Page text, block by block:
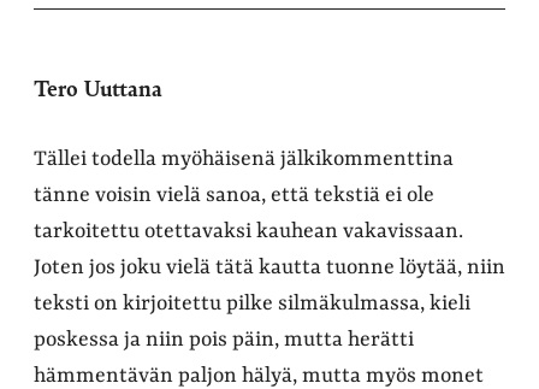
Tero Uuttana
Tällei todella myöhäisenä jälkikommenttina
tänne voisin vielä sanoa, että tekstiä ei ole
tarkoitettu otettavaksi kauhean vakavissaan.
Joten jos joku vielä tätä kautta tuonne löytää, niin
teksti on kirjoitettu pilke silmäkulmassa, kieli
poskessa ja niin pois päin, mutta herätti
hämmentävän paljon hälyä, mutta myös monet